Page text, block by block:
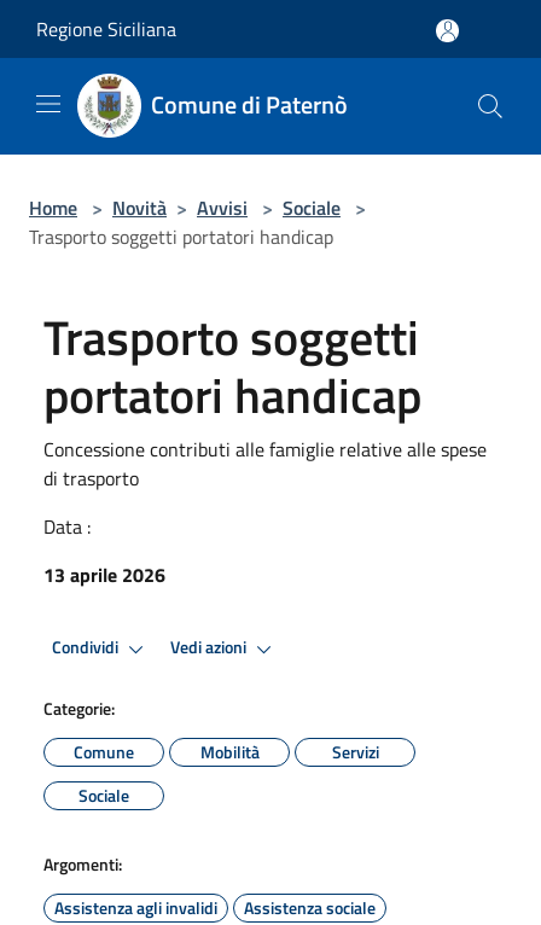
Regione Siciliana
Comune di Paternò
Home > Novità > Avvisi > Sociale >
Trasporto soggetti portatori handicap
Trasporto soggetti
portatori handicap
Concessione contributi alle famiglie relative alle spese
di trasporto
Data :
13 aprile 2026
Condividi Vedi azioni
Categorie:
Comune
Mobilità
Servizi
Sociale
Argomenti:
Assistenza agli invalidi
Assistenza sociale